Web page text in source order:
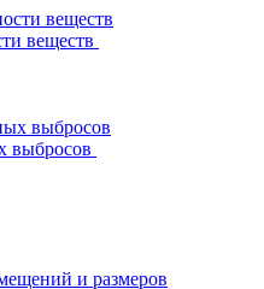
веществ
выбросов